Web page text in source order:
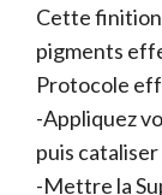
Cette
pigments
Protocole
-Appliquez
puis cataliser
-Mettre la